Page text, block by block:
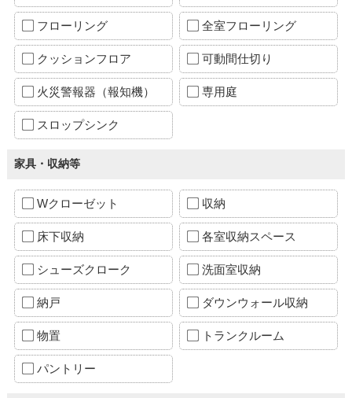
フローリング 全室フローリング
クッションフロア 可動間仕切り
火災警報器（報知機） 専用庭
スロップシンク
家具・収納等
Wクローゼット 収納
床下収納 各室収納スペース
シューズクローク 洗面室収納
納戸 ダウンウォール収納
物置 トランクルーム
パントリー